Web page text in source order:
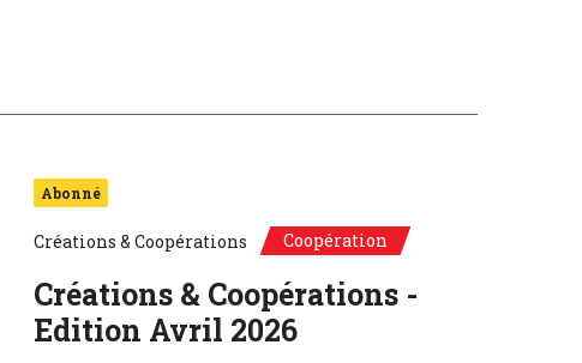
Abonné
Créations & Coopérations Coopération
Créations & Coopérations -
Edition Avril 2026